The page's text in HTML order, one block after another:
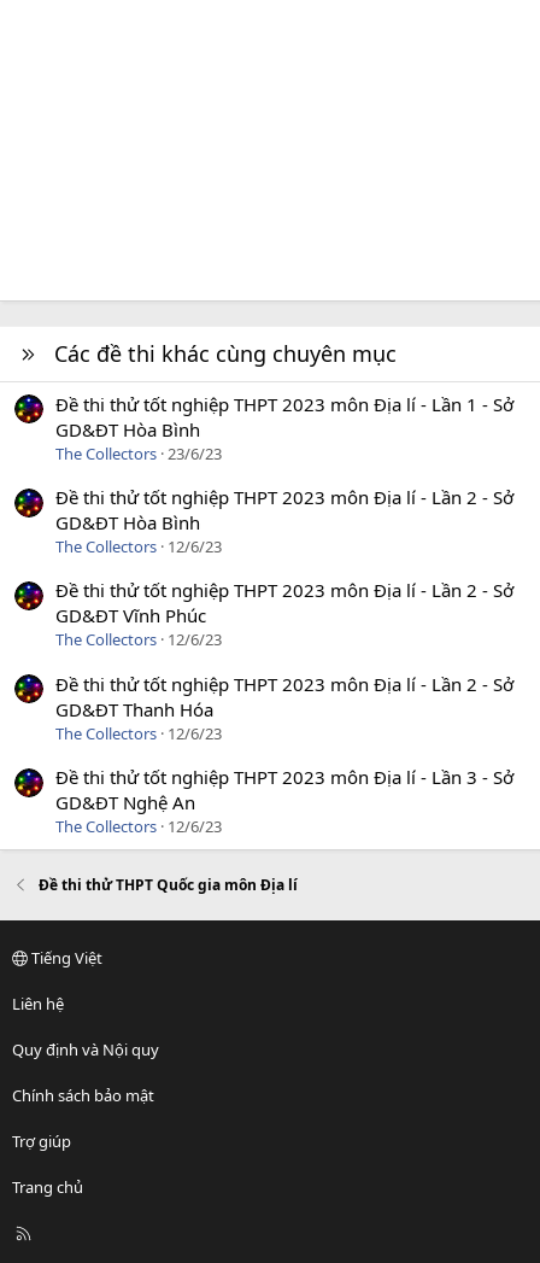
Các đề thi khác cùng chuyên mục
Đề thi thử tốt nghiệp THPT 2023 môn Địa lí - Lần 1 - Sở
GD&ĐT Hòa Bình
The Collectors 23/6/23
Đề thi thử tốt nghiệp THPT 2023 môn Địa lí - Lần 2 - Sở
GD&ĐT Hòa Bình
The Collectors 12/6/23
Đề thi thử tốt nghiệp THPT 2023 môn Địa lí - Lần 2 - Sở
GD&ĐT Vĩnh Phúc
The Collectors 12/6/23
Đề thi thử tốt nghiệp THPT 2023 môn Địa lí - Lần 2 - Sở
GD&ĐT Thanh Hóa
The Collectors 12/6/23
Đề thi thử tốt nghiệp THPT 2023 môn Địa lí - Lần 3 - Sở
GD&ĐT Nghệ An
The Collectors 12/6/23
Đề thi thử THPT Quốc gia môn Địa lí
Tiếng Việt
Liên hệ
Quy định và Nội quy
Chính sách bảo mật
Trợ giúp
Trang chủ
R